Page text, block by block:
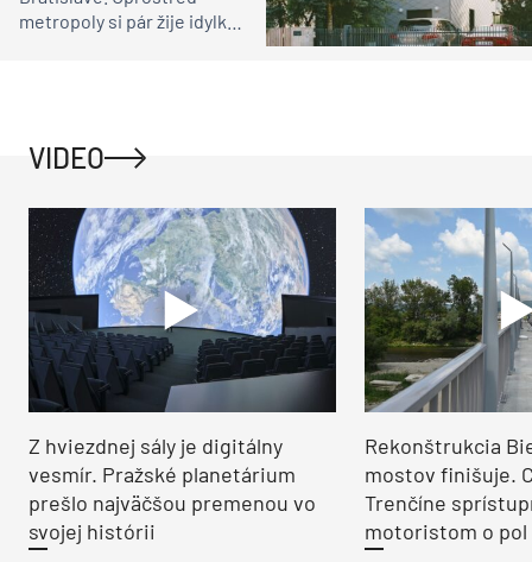
metropoly si pár žije idylku
VIDEO
Z hviezdnej sály je digitálny
vesmír. Pražské planetárium
prešlo najväčšou premenou vo
svojej histórii
Rekonštrukcia
mostov finišuje.
Trenčíne
motoristom o pol